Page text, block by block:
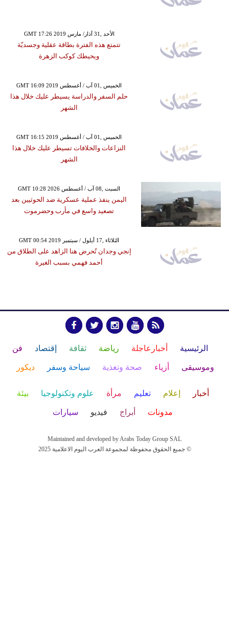
GMT 17:26 2019 الأحد ,31 آذار/ مارس
تتمتع هذه الفترة بطاقة عقلية وجسديّة
ويحيطك كوكب الزهرة
GMT 16:09 2019 الخميس ,01 آب / أغسطس
حلم السفر والدراسة يسيطر عليك خلال هذا
الشهر
GMT 16:15 2019 الخميس ,01 آب / أغسطس
النزاعات والخلافات تسيطر عليك خلال هذا
الشهر
GMT 10:28 2026 السبت ,08 آب / أغسطس
اليمن ينفذ عملية عسكرية ضد الحوثيين بعد
تصعيد واسع في مأرب وحضرموت
GMT 00:54 2019 الثلاثاء ,17 أيلول / سبتمبر
إنجي وجدان تُحرض هنا الزاهد على الطلاق من
أحمد فهمي بسبب الغيرة
الرئيسية أخبارعاجلة رياضة ثقافة إقتصاد فن
وموسيقى أزياء صحة وتغذية سياحة وسفر ديكور
أخبار إعلام تعليم مرأة علوم وتكنولوجيا بيئة
مدونات أبراج فيديو سيارات
Maintained and developed by Arabs Today Group SAL
جميع الحقوق محفوظة لمجموعة العرب اليوم الاعلامية 2025 ©